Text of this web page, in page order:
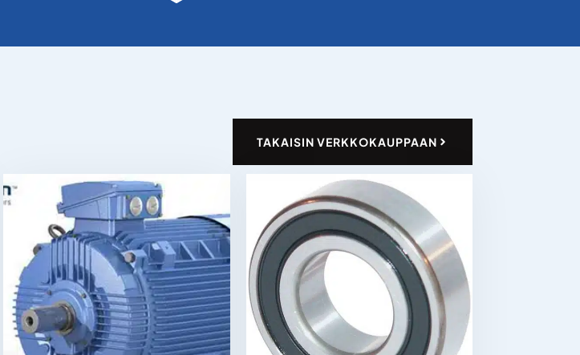
TAKAISIN VERKKOKAUPPAAN